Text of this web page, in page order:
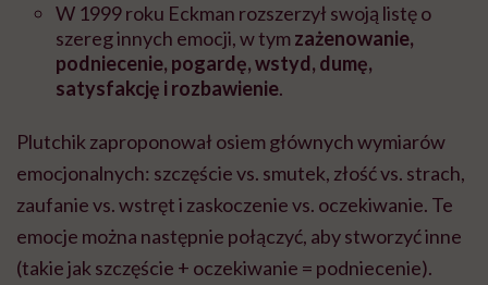
W 1999 roku Eckman rozszerzył swoją listę o
szereg innych emocji, w tymzażenowanie,
podniecenie, pogardę, wstyd, dumę,
satysfakcję i rozbawienie.
Plutchik zaproponował osiem głównych wymiarów
emocjonalnych: szczęście vs. smutek, złość vs. strach,
zaufanie vs. wstręt i zaskoczenie vs. oczekiwanie. Te
emocje można następnie połączyć, aby stworzyć inne
(takie jak szczęście + oczekiwanie = podniecenie).